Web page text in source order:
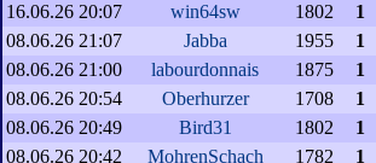
16.06.26 20:07
win64sw 1802
1
08.06.26 21:07
Jabba 1955
1
08.06.26 21:00
labourdonnais 1875
1
08.06.26 20:54
Oberhurzer 1708
1
08.06.26 20:49
Bird31 1802
1
08.06.26 20:42
MohrenSchach 1782
1